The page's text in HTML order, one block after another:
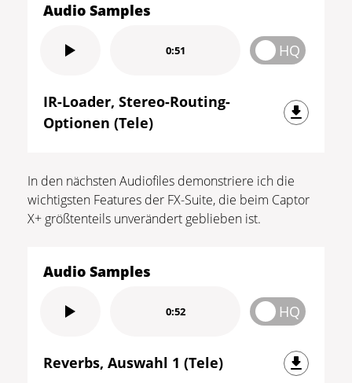
Audio Samples
0:51 HQ
IR-Loader, Stereo-Routing-
Optionen (Tele)
In den nächsten Audiofiles demonstriere ich die
wichtigsten Features der FX-Suite, die beim Captor
X+ größtenteils unverändert geblieben ist.
Audio Samples
0:52 HQ
Reverbs, Auswahl 1 (Tele)